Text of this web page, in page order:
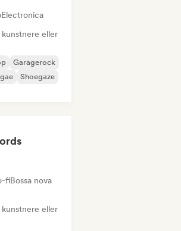
Electronica
eller
Garagerock
Shoegaze
fiBossa nova
eller